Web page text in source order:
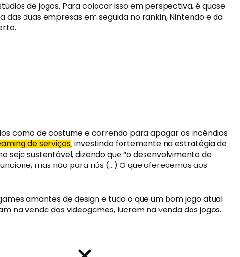
de jogos. Para colocar isso em perspectiva, é quase
duas empresas em seguida no rankin, Nintendo e da
como de costume e correndo para apagar os incêndios
de serviços, investindo fortemente na estratégia de
seja sustentável, dizendo que “o desenvolvimento de
mas não para nós (…) O que oferecemos aos
amantes de design e tudo o que um bom jogo atual
na venda dos videogames, lucram na venda dos jogos.